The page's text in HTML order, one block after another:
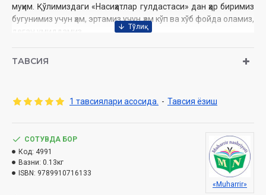
муҳим. Қўлимиздаги «Насиҳатлар гулдастаси» дан ҳар биримиз
бугунимиз учун ҳам, эртамиз учун ҳам кўп ва хўб фойда оламиз,
деган умиддамиз.
Муаллиф:
Сана: 2024 йил
Ўлчами:84×108 1/32
Муқоваси:
Ўзбекистон Республикаси Дин ишлари бўйича қўмитанинг
ТАВСИЯ
1 тавсиялари асосида. - Тавсия ёзиш
СОТУВДА БОР
Код: 4991
Вазни: 0.13кг
ISBN: 9789910716133
«Muharrir»